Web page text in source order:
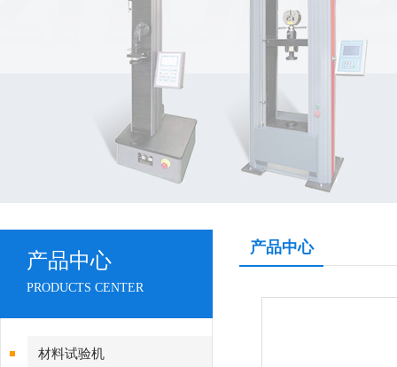
产品中心
PRODUCTS CENTER
材料试验机
产品中心